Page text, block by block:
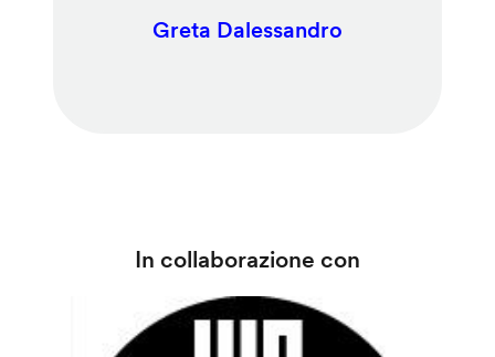
Greta Dalessandro
In collaborazione con